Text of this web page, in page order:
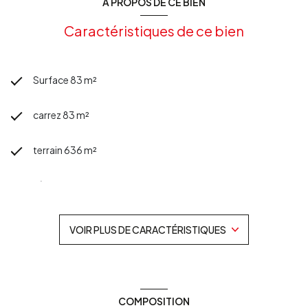
Caractéristiques de ce bien
Surface 83 m²
carrez 83 m²
terrain 636 m²
séjour 40 m²
VOIR PLUS DE CARACTÉRISTIQUES
COMPOSITION